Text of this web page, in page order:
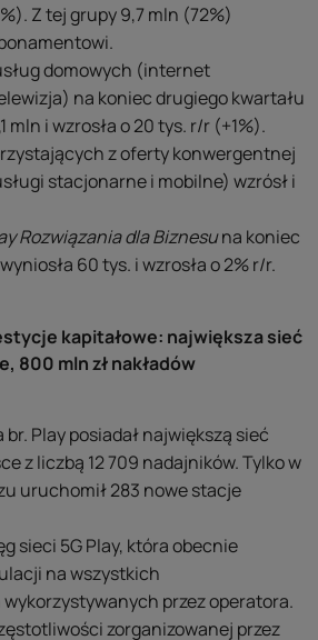
Z tej grupy 9,7 mln (72%)
domowych (internet
na koniec drugiego kwartału
mln i wzrosła o 20 tys. r/r (+1%).
z oferty konwergentnej
stacjonarne i mobilne) wzrósł i
Rozwiązania dla Biznesuna koniec
60 tys. i wzrosła o 2% r/r.
kapitałowe: największa sieć
800 mln zł nakładów
Play posiadał największą sieć
z liczbą 12 709 nadajników. Tylko w
uruchomił 283 nowe stacje
sieci 5G Play, która obecnie
na wszystkich
przez operatora.
zorganizowanej przez